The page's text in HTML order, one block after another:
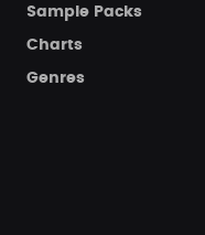
Sample Packs
Charts
Genres